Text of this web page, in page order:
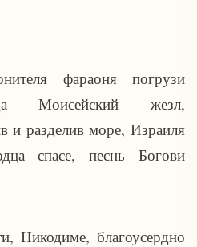
фараоня погрузи
Моисейский жезл,
и разделив море, Израиля
спасе, песнь Богови
Никодиме, благоусердно